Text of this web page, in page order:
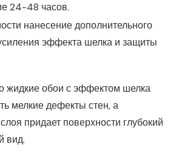
24-48 часов.
нанесение дополнительного
эффекта шелка и защиты
жидкие обои с эффектом шелка
мелкие дефекты стен, а
придает поверхности глубокий
вид.